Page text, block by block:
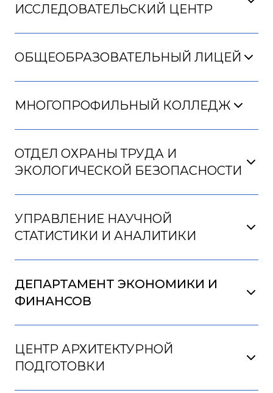
ИССЛЕДОВАТЕЛЬСКИЙ ЦЕНТР
ОБЩЕОБРАЗОВАТЕЛЬНЫЙ ЛИЦЕЙ
МНОГОПРОФИЛЬНЫЙ КОЛЛЕДЖ
ОТДЕЛ ОХРАНЫ ТРУДА И
ЭКОЛОГИЧЕСКОЙ БЕЗОПАСНОСТИ
УПРАВЛЕНИЕ НАУЧНОЙ
СТАТИСТИКИ И АНАЛИТИКИ
ДЕПАРТАМЕНТ ЭКОНОМИКИ И
ФИНАНСОВ
ЦЕНТР АРХИТЕКТУРНОЙ
ПОДГОТОВКИ